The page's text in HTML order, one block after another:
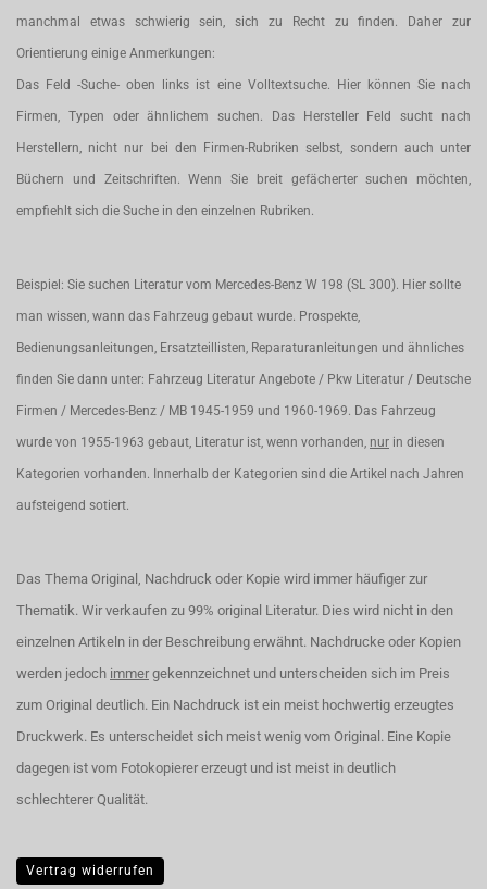
manchmal etwas schwierig sein, sich zu Recht zu finden. Daher zur
Orientierung einige Anmerkungen:
Das Feld -Suche- oben links ist eine Volltextsuche. Hier können Sie nach
Firmen, Typen oder ähnlichem suchen. Das Hersteller Feld sucht nach
Herstellern, nicht nur bei den Firmen-Rubriken selbst, sondern auch unter
Büchern und Zeitschriften. Wenn Sie breit gefächerter suchen möchten,
empfiehlt sich die Suche in den einzelnen Rubriken.
Beispiel: Sie suchen Literatur vom Mercedes-Benz W 198 (SL 300). Hier sollte
man wissen, wann das Fahrzeug gebaut wurde. Prospekte,
Bedienungsanleitungen, Ersatzteillisten, Reparaturanleitungen und ähnliches
finden Sie dann unter: Fahrzeug Literatur Angebote / Pkw Literatur / Deutsche
Firmen / Mercedes-Benz / MB 1945-1959 und 1960-1969. Das Fahrzeug
wurde von 1955-1963 gebaut, Literatur ist, wenn vorhanden, nur in diesen
Kategorien vorhanden. Innerhalb der Kategorien sind die Artikel nach Jahren
aufsteigend sotiert.
Das Thema Original, Nachdruck oder Kopie wird immer häufiger zur
Thematik. Wir verkaufen zu 99% original Literatur. Dies wird nicht in den
einzelnen Artikeln in der Beschreibung erwähnt. Nachdrucke oder Kopien
werden jedoch immer gekennzeichnet und unterscheiden sich im Preis
zum Original deutlich. Ein Nachdruck ist ein meist hochwertig erzeugtes
Druckwerk. Es unterscheidet sich meist wenig vom Original. Eine Kopie
dagegen ist vom Fotokopierer erzeugt und ist meist in deutlich
schlechterer Qualität.
Vertrag widerrufen